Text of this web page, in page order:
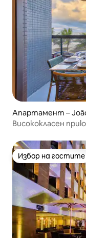
Апартамент –
Висококласен
Избор на гостите
Избор на гостите